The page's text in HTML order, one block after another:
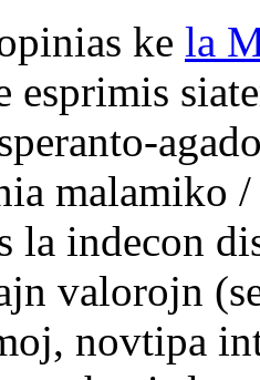
ke la
esprimis
malamiko
la indecon
valorojn
novtipa